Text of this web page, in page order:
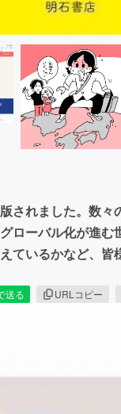
されました。数
ローバル化が進
ているかなど、
送る URLコピー